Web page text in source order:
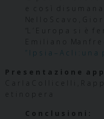
e c o s ì d i s u m a n a !
Ne l l o S c a v o , G i o
“L ’ E u r o p a s i è f e
E m i l i a n o Ma n f r e
” I p s i a – A c l i : u n a
P r e s e n t a z i o n e a p
C a r l a C o l l i c e l l i , R a
e t i n o p e r a
C o n c l u s i o n i :